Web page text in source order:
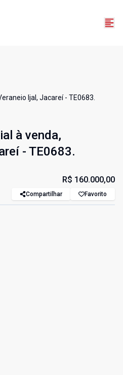
Ijal, Jacareí - TE0683.
à venda,
- TE0683.
R$ 160.000,00
Compartilhar Favorito